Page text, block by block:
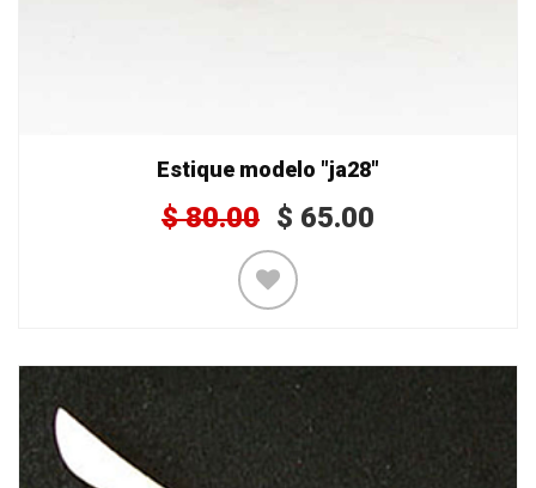
Estique modelo "ja28"
$80.00 $ 65.00